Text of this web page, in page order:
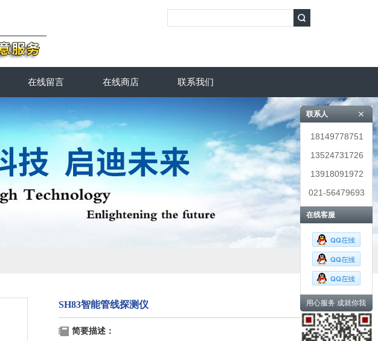
在线留言 在线商店 联系我们
SH83智能管线探测仪
简要描述：
联系人
18149778751
13524731726
13918091972
021-56479693
在线客服
用心服务 成就你我